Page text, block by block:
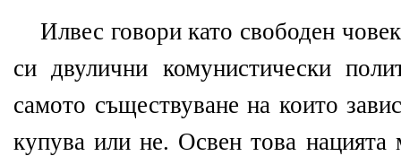
Илвес говори като свободен
си двулични комунистически
самото съществуване на които
купува или не. Освен това